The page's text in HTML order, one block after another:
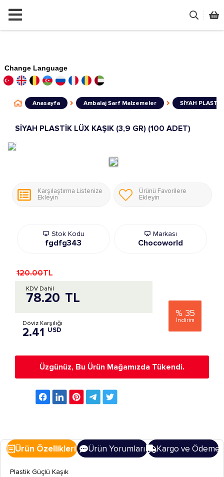
Change Language
Anasayfa Ambalaj Sarf Malzemeler SİYAH
SİYAH PLASTİK LÜX KAŞIK (3,9 GR) (100 ADET)
Karşılaştırma Listenize
Ekleyin
Ürünü Favorilere
Ekleyin
Stok Kodu
fgdfg343
Markası
Chocoworld
% 35
İndirim
120.00TL
78.20 TL
KDV Dahil
Döviz Karşılığı
2.41 USD
Üzgünüz, Bu Ürün Mağamızda Tükendi.
Ürün Özellikleri Ürün Yorumları Kargo ve Ödeme
Plastik Güçlü Kaşık